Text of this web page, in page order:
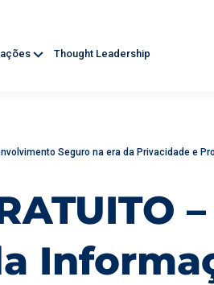
Thought Leadership
Seguro na era da Privacidade e
–